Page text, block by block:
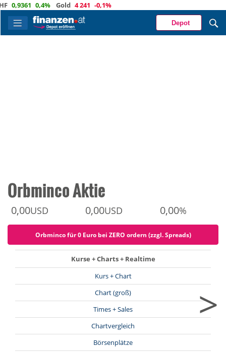
0,4% Gold 4 241 -0,1%
Depot
Orbminco Aktie
0,00USD 0,00USD 0,00%
Orbminco für 0 Euro bei ZERO ordern (zzgl. Spreads)
Kurse + Charts + Realtime
Kurs + Chart
Chart (groß)
Times + Sales
Chartvergleich
Börsenplätze
>